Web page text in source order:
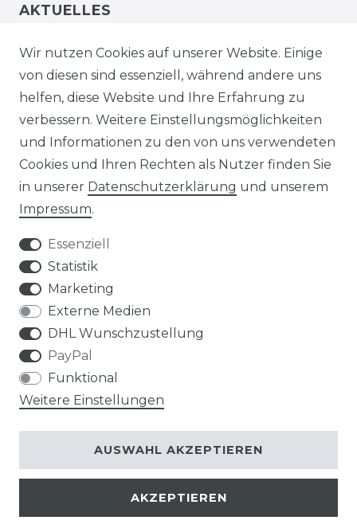
AKTUELLES
STELLENANGEBOTE
NEWSLETTER
Impressum
AGB
VERTRAG WIDERRUFEN
© Copyright 2026 | Alle Rechte vorbehalten.
Wir nutzen Cookies auf unserer Website. Einige
von diesen sind essenziell, während andere uns
helfen, diese Website und Ihre Erfahrung zu
verbessern. Weitere Einstellungsmöglichkeiten
und Informationen zu den von uns verwendeten
Cookies und Ihren Rechten als Nutzer finden Sie
in unserer Daten­schutz­erklärung und unserem
Impressum.
Essenziell
Statistik
Marketing
Externe Medien
DHL Wunschzustellung
PayPal
Funktional
Weitere Einstellungen
AKZEPTIEREN
AUSWAHL AKZEPTIEREN